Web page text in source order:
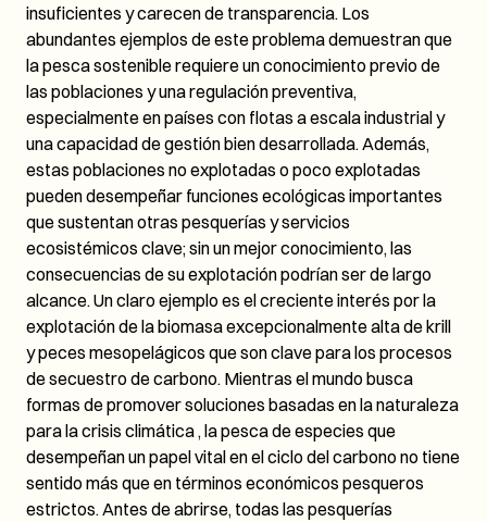
insuficientes y carecen de transparencia. Los
abundantes ejemplos de este problema demuestran que
la pesca sostenible requiere un conocimiento previo de
las poblaciones y una regulación preventiva,
especialmente en países con flotas a escala industrial y
una capacidad de gestión bien desarrollada. Además,
estas poblaciones no explotadas o poco explotadas
pueden desempeñar funciones ecológicas importantes
que sustentan otras pesquerías y servicios
ecosistémicos clave; sin un mejor conocimiento, las
consecuencias de su explotación podrían ser de largo
alcance. Un claro ejemplo es el creciente interés por la
explotación de la biomasa excepcionalmente alta de krill
y peces mesopelágicos que son clave para los procesos
de secuestro de carbono. Mientras el mundo busca
formas de promover soluciones basadas en la naturaleza
para la crisis climática , la pesca de especies que
desempeñan un papel vital en el ciclo del carbono no tiene
sentido más que en términos económicos pesqueros
estrictos. Antes de abrirse, todas las pesquerías